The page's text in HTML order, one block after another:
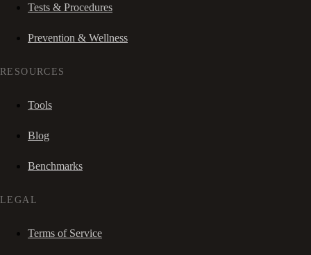
Tests & Procedures
Prevention & Wellness
RESOURCES
Tools
Blog
Benchmarks
LEGAL
Terms of Service